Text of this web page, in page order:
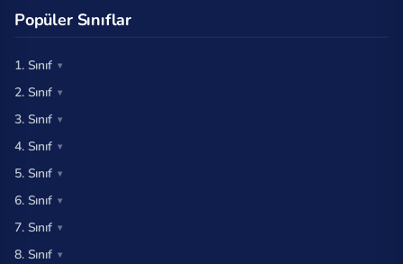
Popüler Sınıflar
1. Sınıf
2. Sınıf
3. Sınıf
4. Sınıf
5. Sınıf
6. Sınıf
7. Sınıf
8. Sınıf